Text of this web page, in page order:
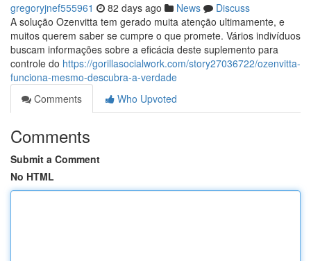
gregoryjnef555961 82 days ago News
Discuss
A solução Ozenvitta tem gerado muita atenção ultimamente, e
muitos querem saber se cumpre o que promete. Vários indivíduos
buscam informações sobre a eficácia deste suplemento para
controle do https://gorillasocialwork.com/story27036722/ozenvitta-
funciona-mesmo-descubra-a-verdade
Comments
Who Upvoted
Comments
Submit a Comment
No HTML